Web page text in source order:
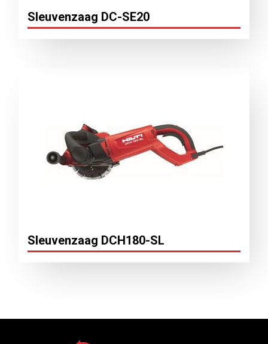
Sleuvenzaag DC-SE20
Sleuvenzaag DCH180-SL